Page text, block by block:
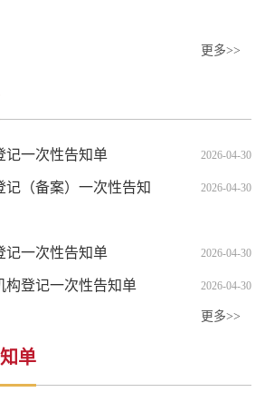
更多>>
记一次性告知单 2026-04-30
记（备案）一次性告知 2026-04-30
记一次性告知单 2026-04-30
构登记一次性告知单 2026-04-30
更多>>
单